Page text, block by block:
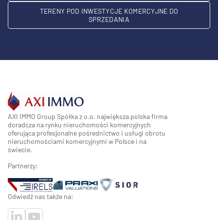
TERENY POD INWESTYCJE KOMERCYJNE DO
SPRZEDANIA
AXI IMMO Group Spółka z o.o. największa polska firma
doradcza na rynku nieruchomości komercyjnych
oferująca profesjonalne pośrednictwo i usługi obrotu
nieruchomościami komercyjnymi w Polsce i na
świecie.
Partnerzy:
Odwiedź nas także na: